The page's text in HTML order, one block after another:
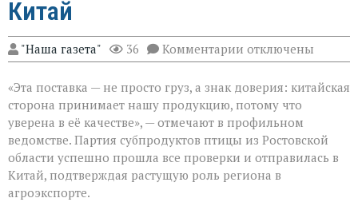
Китай
"Наша газета" 36 Комментарии к
записи
область
отправила
партию
субпродуктов
птицы
в
Китай
отключены
«Эта поставка — не просто груз, а знак доверия: китайская
сторона принимает нашу продукцию, потому что
уверена в её качестве», — отмечают в профильном
ведомстве. Партия субпродуктов птицы из Ростовской
области успешно прошла все проверки и отправилась в
Китай, подтверждая растущую роль региона в
агроэкспорте.